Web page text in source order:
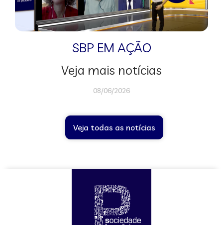
SBP EM AÇÃO
Veja mais notícias
08/06/2026
Veja todas as notícias